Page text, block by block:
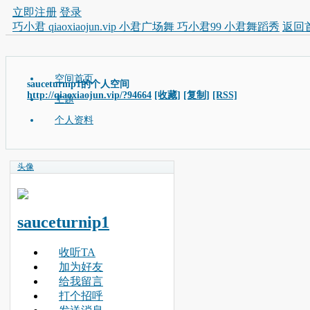
立即注册 登录
巧小君 qiaoxiaojun.vip 小君广场舞 巧小君99 小君舞蹈秀 返回
sauceturnip1的个人空间
http://qiaoxiaojun.vip/?94664 [收藏] [复制] [RSS]
空间首页
主题
个人资料
头像
sauceturnip1
收听TA
加为好友
给我留言
打个招呼